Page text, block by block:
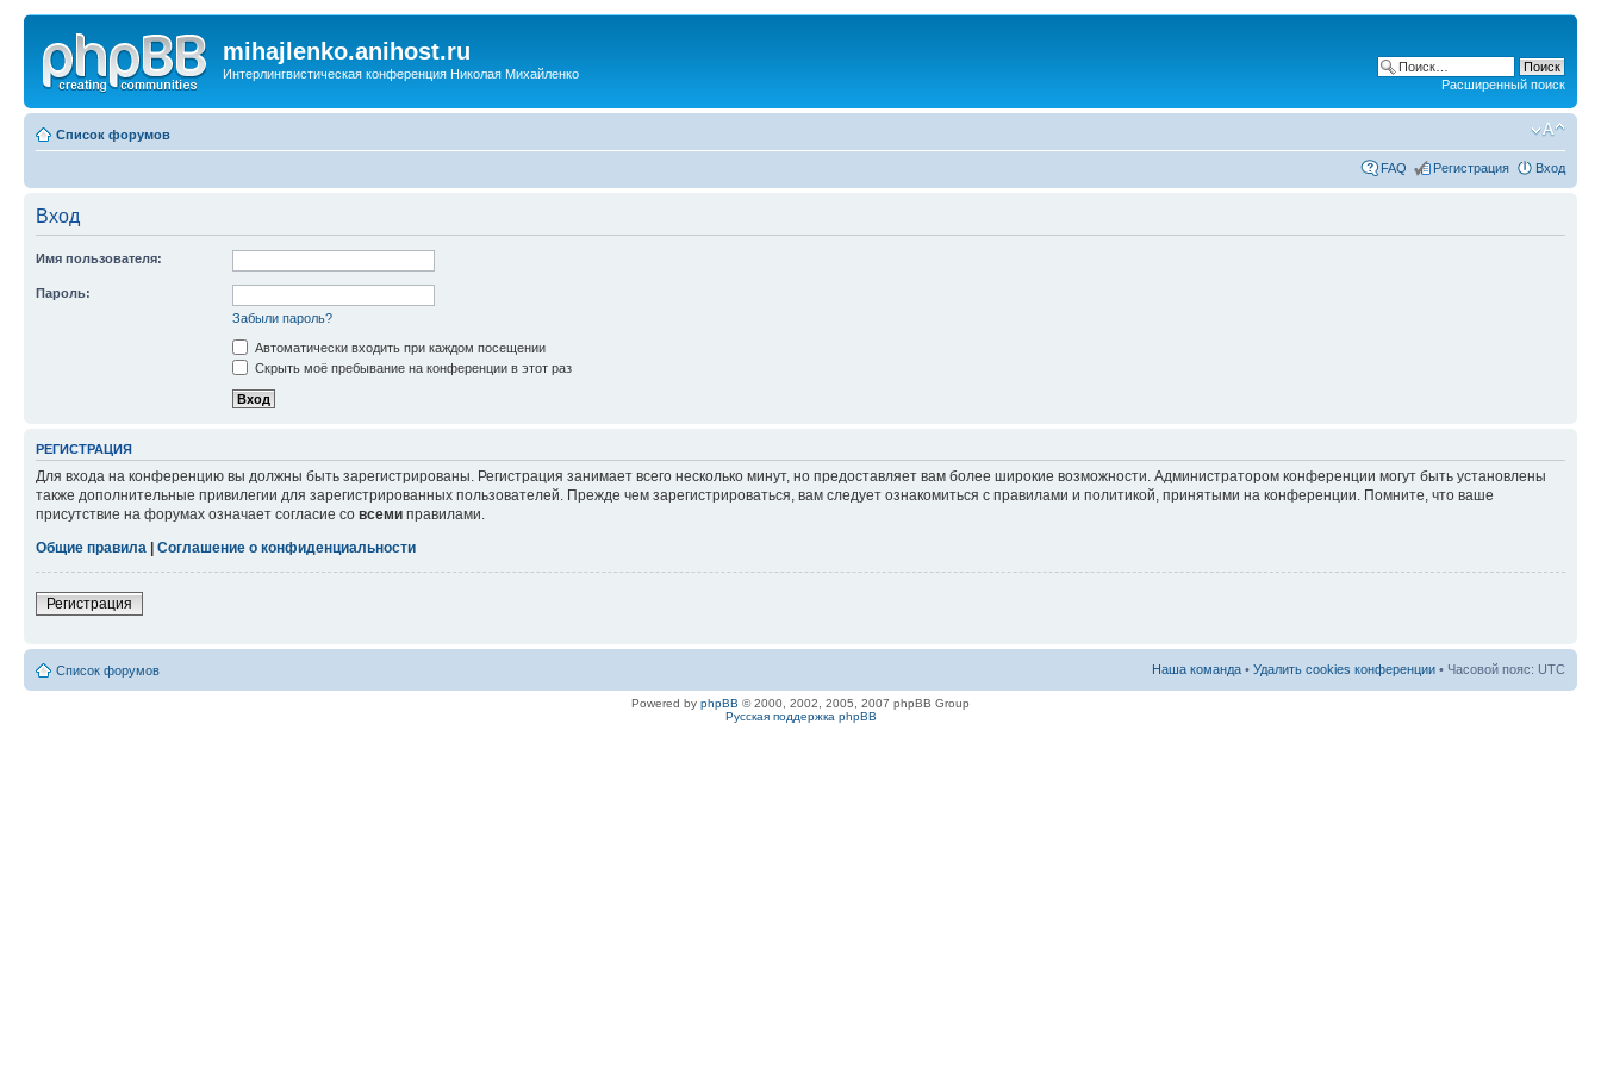
mihajlenko.anihost.ru
Интерлингвистическая конференция Николая Михайленко
Расширенный поиск
Список форумов
FAQ Регистрация Вход
Вход
Имя пользователя:
Пароль:
Забыли пароль?
Автоматически входить при каждом посещении
Скрыть моё пребывание на конференции в этот раз
РЕГИСТРАЦИЯ
Для входа на конференцию вы должны быть зарегистрированы. Регистрация занимает всего несколько минут, но предоставляет вам более широкие возможности. Администратором конференции могут быть установлены
также дополнительные привилегии для зарегистрированных пользователей. Прежде чем зарегистрироваться, вам следует ознакомиться с правилами и политикой, принятыми на конференции. Помните, что ваше
присутствие на форумах означает согласие со всеми правилами.
Общие правила
Соглашение о конфиденциальности
Регистрация
Список форумов Наша команда • Удалить cookies конференции • Часовой пояс: UTC
Powered by phpBB © 2000, 2002, 2005, 2007 phpBB Group
Русская поддержка phpBB